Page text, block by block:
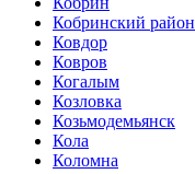
Кобринский район
Ковдор
Ковров
Когалым
Козловка
Козьмодемьянск
Кола
Коломна